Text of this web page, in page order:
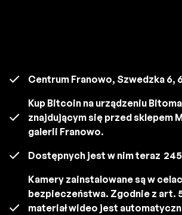
Centrum Franowo, Szwedzka 6,
Kup Bitcoin na urządzeniu
znajdującym się przed sklepem
galerii Franowo.
Dostępnych jest w nim teraz
Kamery zainstalowane są w
bezpieczeństwa. Zgodnie z art.
materiał wideo jest